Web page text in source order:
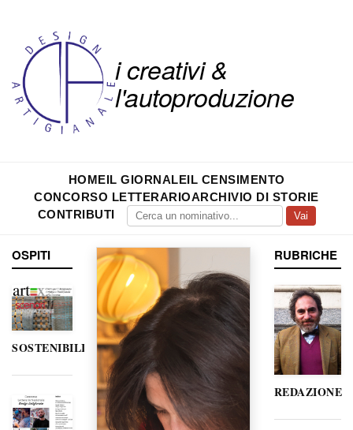
i creativi &
l'autoproduzione
HOMEIL GIORNALEIL CENSIMENTO
CONCORSO LETTERARIOARCHIVIO DI STORIE
CONTRIBUTI
Vai
OSPITI
SOSTENIBILITÀ
RUBRICHE
REDAZIONE